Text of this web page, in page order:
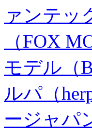
ァンテッ
（FOX
モデル（
ルパ（
ージャパ